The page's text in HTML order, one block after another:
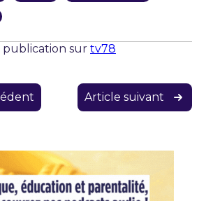
sur tv78
Article suivant